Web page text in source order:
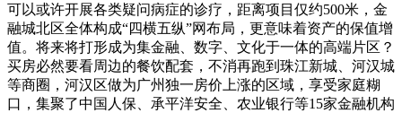
可以或许开展各类疑问病症的诊疗，距离项目仅约500米，金
融城北区全体构成“四横五纵”网布局，更意味着资产的保值增
值。将来将打形成为集金融、数字、文化于一体的高端片区？
买房必然要看周边的餐饮配套，不消再跑到珠江新城、河汉城
等商圈，河汉区做为广州独一房价上涨的区域，享受家庭糊
口，集聚了中国人保、承平洋安全、农业银行等15家金融机构